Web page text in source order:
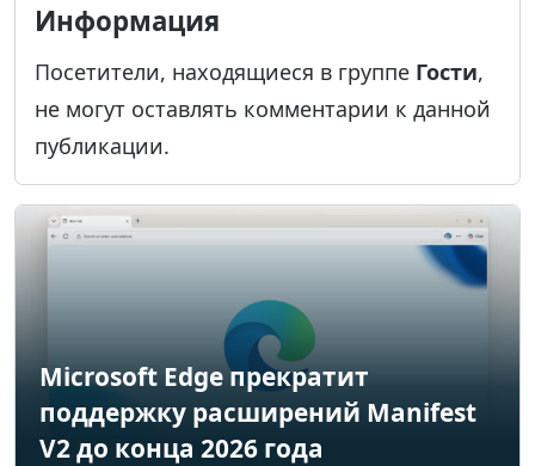
Информация
Посетители, находящиеся в группе Гости,
не могут оставлять комментарии к данной
публикации.
Microsoft Edge прекратит
поддержку расширений Manifest
V2 до конца 2026 года